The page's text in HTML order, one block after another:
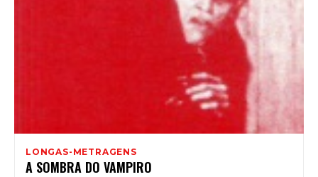
LONGAS-METRAGENS
A SOMBRA DO VAMPIRO